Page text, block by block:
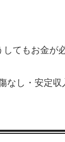
てもお金が
なし・安定